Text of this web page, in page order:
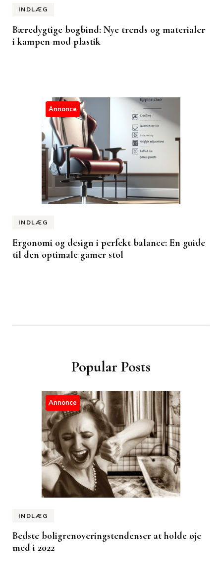
INDLÆG
Bæredygtige bogbind: Nye trends og materialer
i kampen mod plastik
Annonce
INDLÆG
Ergonomi og design i perfekt balance: En guide
til den optimale gamer stol
Popular Posts
Annonce
INDLÆG
Bedste boligrenoveringstendenser at holde øje
med i 2022